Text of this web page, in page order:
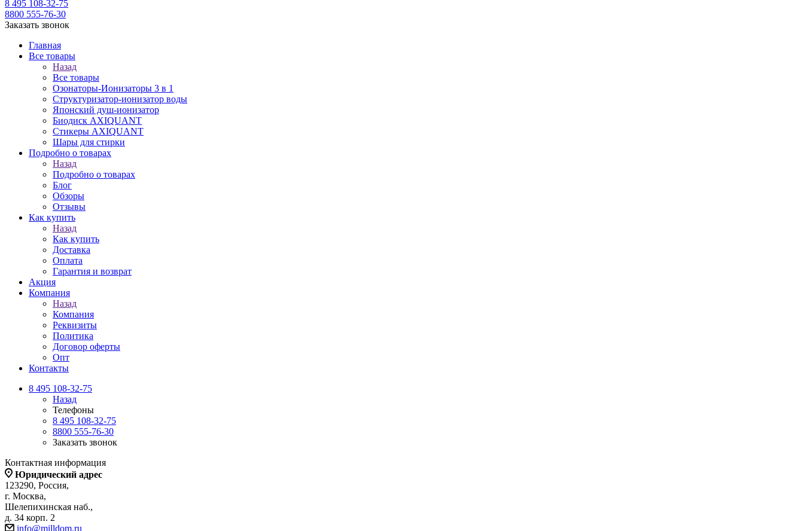
8 495 108-32-75
8800 555-76-30
Заказать звонок
Главная
Все товары
Назад
Все товары
Озонаторы-Ионизаторы 3 в 1
Структуризатор-ионизатор воды
Японский душ-ионизатор
Биодиск AXIQUANT
Cтикеры AXIQUANT
Шары для стирки
Подробно о товарах
Назад
Подробно о товарах
Блог
Обзоры
Отзывы
Как купить
Назад
Как купить
Доставка
Оплата
Гарантия и возврат
Акция
Компания
Назад
Компания
Реквизиты
Политика
Договор оферты
Опт
Контакты
8 495 108-32-75
Назад
Телефоны
8 495 108-32-75
8800 555-76-30
Заказать звонок
Контактная информация
Юридический адрес
123290, Россия,
г. Москва,
Шелепихинская наб.,
д. 34 корп. 2
info@milldom.ru